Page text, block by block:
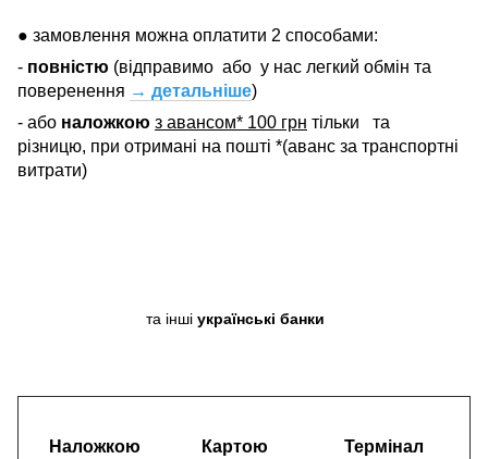
● замовлення можна оплатити 2 способами:
- повністю (відправимо або у нас легкий обмін та
поверенення → детальніше)
- або наложкою з авансом* 100 грн тільки
та
різницю, при отримані на пошті *(аванс за транспортні
витрати)
та інші українські банки
Наложкою
Картою
Термінал